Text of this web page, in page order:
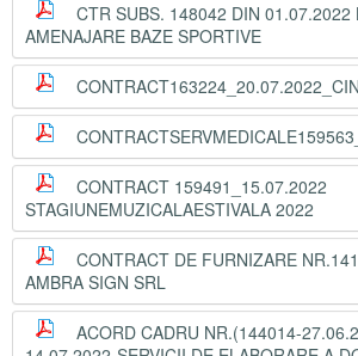
CTR SUBS. 148042 DIN 01.07.2022
AMENAJARE BAZE SPORTIVE
CONTRACT 159491_15.07.2022
STAGIUNEMUZICALAESTIVALA 2022
CONTRACT DE FURNIZARE
AMBRA SIGN SRL
ACORD CADRU NR.(144014-